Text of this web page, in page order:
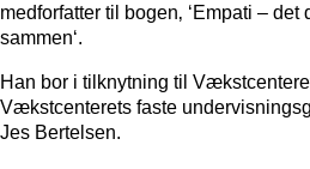
medforfatter til bogen‚ ‘Empati – det
sammen‘.
Han bor i tilknytning til
Vækstcenterets faste
Jes Bertelsen.